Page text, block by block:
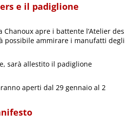
e il padiglione
Chanoux apre i battente l’Atelier des
possibile ammirare i manufatti degli
sarà allestito il padiglione
aperti dal 29 gennaio al 2